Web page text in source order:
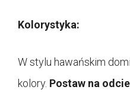
Kolorystyka:
W stylu hawańskim
kolory. Postaw na